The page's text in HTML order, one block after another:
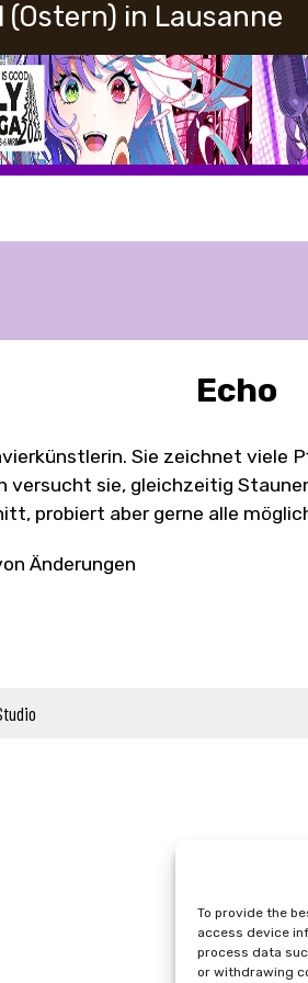
To provide the
access device
process data
or withdrawing
(Ostern) in Lausanne
Echo
Sie zeichnet viele
versucht sie, gleichzeitig
probiert aber gerne alle
Änderungen